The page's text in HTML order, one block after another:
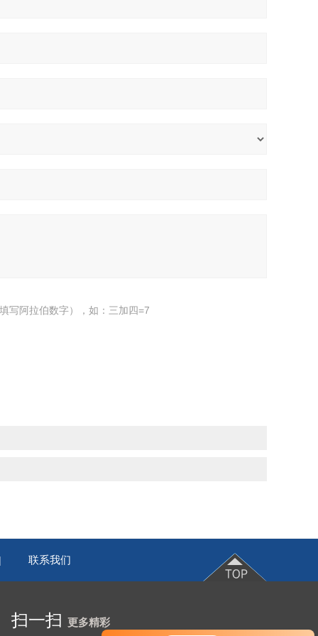
写阿拉伯数字），如：三加四=7
联系我们
扫一扫 更多精彩